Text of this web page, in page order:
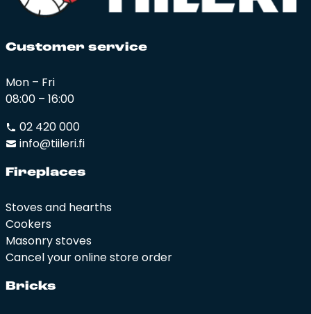
Cus­to­mer ser­vi­ce
Mon – Fri
08:00 – 16:00
02 420 000
info@tiileri.fi
Fi­rep­la­ces
Stoves and hearths
Cookers
Masonry stoves
Cancel your online store order
Bricks